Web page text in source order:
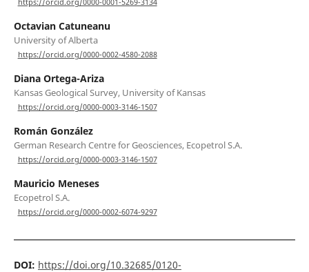
Octavian Catuneanu
University of Alberta
https://orcid.org/0000-0002-4580-2088
Diana Ortega-Ariza
Kansas Geological Survey, University of Kansas
https://orcid.org/0000-0003-3146-1507
Román González
German Research Centre for Geosciences, Ecopetrol S.A.
https://orcid.org/0000-0003-3146-1507
Mauricio Meneses
Ecopetrol S.A.
https://orcid.org/0000-0002-6074-9297
DOI: https://doi.org/10.32685/0120-